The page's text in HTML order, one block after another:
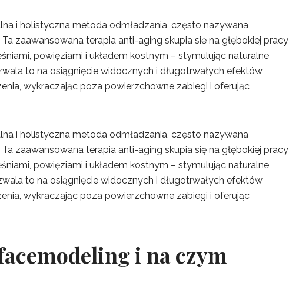
i holistyczna metoda odmładzania, często nazywana
Ta zaawansowana terapia anti-aging skupia się na głębokiej pracy
powięziami i układem kostnym – stymulując naturalne
to na osiągnięcie widocznych i długotrwałych efektów
wykraczając poza powierzchowne zabiegi i oferując
i holistyczna metoda odmładzania, często nazywana
Ta zaawansowana terapia anti-aging skupia się na głębokiej pracy
powięziami i układem kostnym – stymulując naturalne
to na osiągnięcie widocznych i długotrwałych efektów
wykraczając poza powierzchowne zabiegi i oferując
i na czym